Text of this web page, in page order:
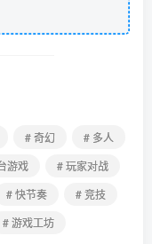
# 奇幻
# 多人
游戏
# 玩家对战
# 快节奏
# 竞技
# 游戏工坊